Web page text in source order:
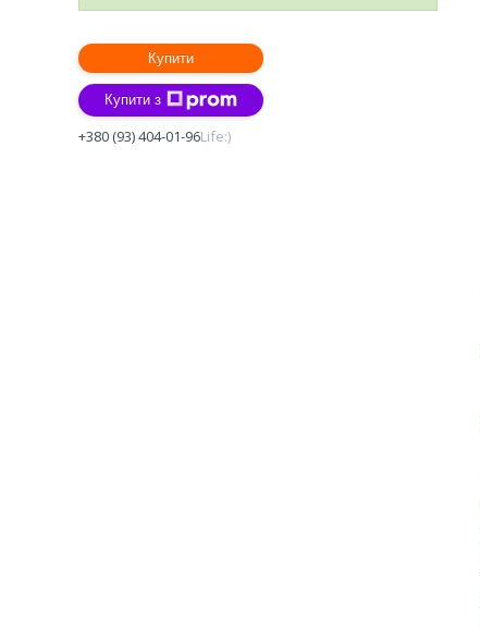
Купити
Купити з
+380 (93) 404-01-96Life:)